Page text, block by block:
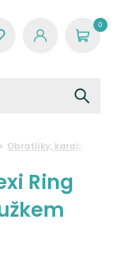
0
Obratlíky, karabinky,
Ring